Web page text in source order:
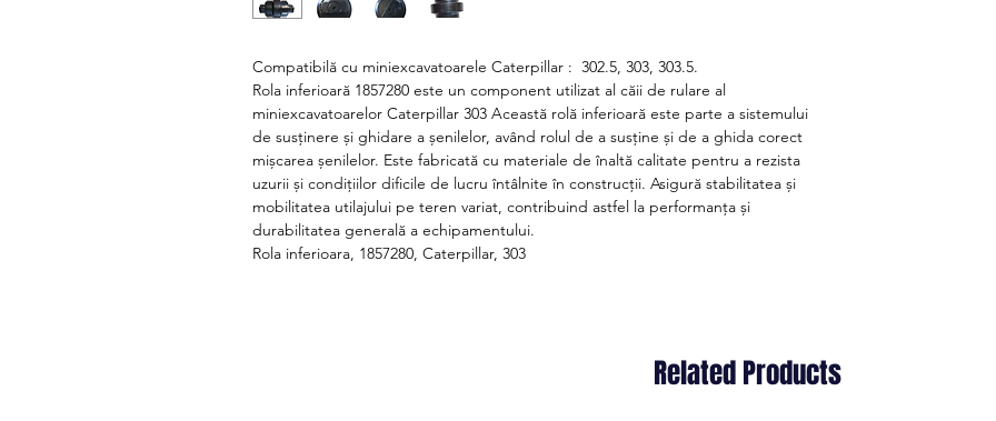
Compatibilă cu miniexcavatoarele Caterpillar : 302.5, 303, 303.5.
Rola inferioară 1857280 este un component utilizat al căii de rulare al
miniexcavatoarelor Caterpillar 303 Această rolă inferioară este parte a sistemului
de susținere și ghidare a șenilelor, având rolul de a susține și de a ghida corect
mișcarea șenilelor. Este fabricată cu materiale de înaltă calitate pentru a rezista
uzurii și condițiilor dificile de lucru întâlnite în construcții. Asigură stabilitatea și
mobilitatea utilajului pe teren variat, contribuind astfel la performanța și
durabilitatea generală a echipamentului.
Rola inferioara, 1857280, Caterpillar, 303
Related Products